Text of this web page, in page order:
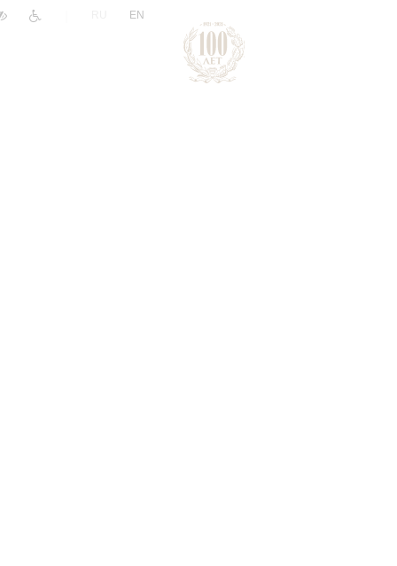
EN